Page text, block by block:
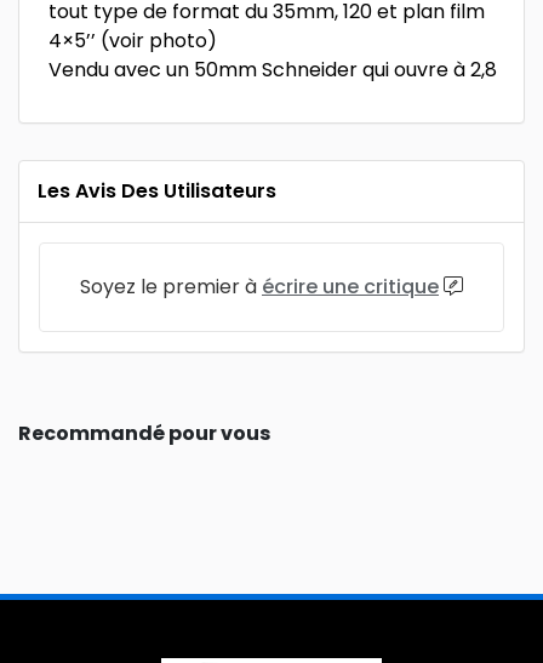
tout type de format du 35mm, 120 et plan film
4×5’’ (voir photo)
Vendu avec un 50mm Schneider qui ouvre à 2,8
Les Avis Des Utilisateurs
Soyez le premier à écrire une critique
Recommandé pour vous